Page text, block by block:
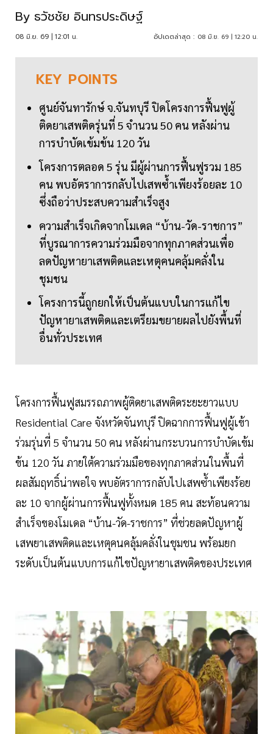
By ธวัชชัย อินทรประดิษฐ์
08 มิ.ย. 69 | 12:01 น. อัปเดตล่าสุด : 08 มิ.ย. 69 | 12:20 น.
KEY POINTS
ศูนย์จันทารักษ์ จ.จันทบุรี ปิดโครงการฟื้นฟูผู้
ติดยาเสพติดรุ่นที่ 5 จำนวน 50 คน หลังผ่าน
การบำบัดเข้มข้น 120 วัน
โครงการตลอด 5 รุ่น มีผู้ผ่านการฟื้นฟูรวม 185
คน พบอัตราการกลับไปเสพซ้ำเพียงร้อยละ 10
ซึ่งถือว่าประสบความสำเร็จสูง
ความสำเร็จเกิดจากโมเดล “บ้าน-วัด-ราชการ”
ที่บูรณาการความร่วมมือจากทุกภาคส่วนเพื่อ
ลดปัญหายาเสพติดและเหตุคนคลุ้มคลั่งใน
ชุมชน
โครงการนี้ถูกยกให้เป็นต้นแบบในการแก้ไข
ปัญหายาเสพติดและเตรียมขยายผลไปยังพื้นที่
อื่นทั่วประเทศ
โครงการฟื้นฟูสมรรถภาพผู้ติดยาเสพติดระยะยาวแบบ
Residential Care จังหวัดจันทบุรี ปิดฉากการฟื้นฟูผู้เข้า
ร่วมรุ่นที่ 5 จำนวน 50 คน หลังผ่านกระบวนการบำบัดเข้ม
ข้น 120 วัน ภายใต้ความร่วมมือของทุกภาคส่วนในพื้นที่
ผลสัมฤทธิ์น่าพอใจ พบอัตราการกลับไปเสพซ้ำเพียงร้อย
ละ 10 จากผู้ผ่านการฟื้นฟูทั้งหมด 185 คน สะท้อนความ
สำเร็จของโมเดล “บ้าน-วัด-ราชการ” ที่ช่วยลดปัญหาผู้
เสพยาเสพติดและเหตุคนคลุ้มคลั่งในชุมชน พร้อมยก
ระดับเป็นต้นแบบการแก้ไขปัญหายาเสพติดของประเทศ